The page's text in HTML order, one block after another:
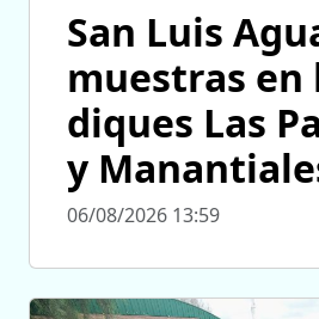
San Luis
muestras en
diques Las
y
06/08/2026 13:59